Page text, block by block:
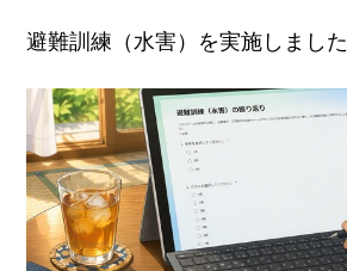
避難訓練（水害）を実施しました